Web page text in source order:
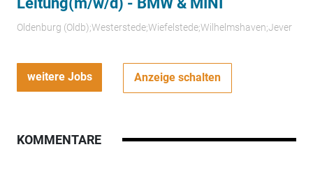
Oldenburg (Oldb);Westerstede;Wiefelstede;Wilhelmshaven;Jever
weitere Jobs Anzeige schalten
KOMMENTARE